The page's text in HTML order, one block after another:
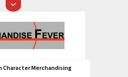
Character Merchandising